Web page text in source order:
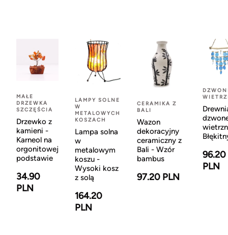
MAŁE
DRZEWKA
SZCZĘŚCIA
Drzewko z
kamieni -
Karneol na
orgonitowej
podstawie
34.90
PLN
LAMPY SOLNE
W
METALOWYCH
KOSZACH
Lampa solna
w
metalowym
koszu -
Wysoki kosz
z solą
164.20
PLN
CERAMIKA Z
BALI
Wazon
dekoracyjny
ceramiczny z
Bali - Wzór
bambus
97.20 PLN
96.20
PLN